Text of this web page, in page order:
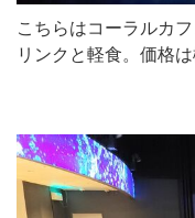
こちらはコーラルカ
リンクと軽食。価格